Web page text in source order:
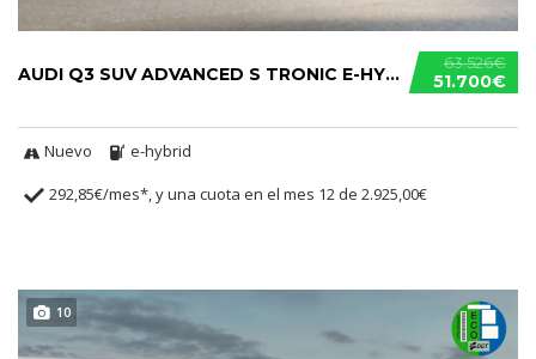
63.526€
51.700€
AUDI Q3 SUV ADVANCED S TRONIC E-HYBRID
Nuevo
e-hybrid
292,85€/mes*, y una cuota en el mes 12 de 2.925,00€
10